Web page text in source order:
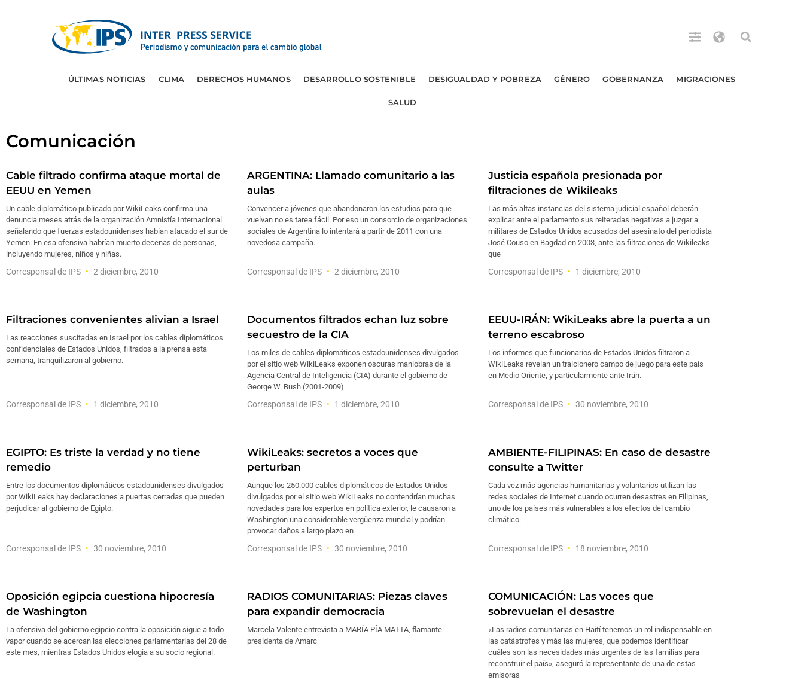
ÚLTIMAS NOTICIAS CLIMA DERECHOS HUMANOS DESARROLLO SOSTENIBLE DESIGUALDAD Y POBREZA GÉNERO GOBERNANZA MIGRACIONES
SALUD
Comunicación
Cable filtrado confirma ataque mortal de
EEUU en Yemen
Un cable diplomático publicado por WikiLeaks confirma una
denuncia meses atrás de la organización Amnistía Internacional
señalando que fuerzas estadounidenses habían atacado el sur de
Yemen. En esa ofensiva habrían muerto decenas de personas,
incluyendo mujeres, niños y niñas.
Corresponsal de IPS 2 diciembre, 2010
ARGENTINA: Llamado comunitario a las
aulas
Convencer a jóvenes que abandonaron los estudios para que
vuelvan no es tarea fácil. Por eso un consorcio de organizaciones
sociales de Argentina lo intentará a partir de 2011 con una
novedosa campaña.
Corresponsal de IPS 2 diciembre, 2010
Justicia española presionada por
filtraciones de Wikileaks
Las más altas instancias del sistema judicial español deberán
explicar ante el parlamento sus reiteradas negativas a juzgar a
militares de Estados Unidos acusados del asesinato del periodista
José Couso en Bagdad en 2003, ante las filtraciones de Wikileaks
que
Corresponsal de IPS 1 diciembre, 2010
Filtraciones convenientes alivian a Israel
Las reacciones suscitadas en Israel por los cables diplomáticos
confidenciales de Estados Unidos, filtrados a la prensa esta
semana, tranquilizaron al gobierno.
Corresponsal de IPS 1 diciembre, 2010
Documentos filtrados echan luz sobre
secuestro de la CIA
Los miles de cables diplomáticos estadounidenses divulgados
por el sitio web WikiLeaks exponen oscuras maniobras de la
Agencia Central de Inteligencia (CIA) durante el gobierno de
George W. Bush (2001-2009).
Corresponsal de IPS 1 diciembre, 2010
EEUU-IRÁN: WikiLeaks abre la puerta a un
terreno escabroso
Los informes que funcionarios de Estados Unidos filtraron a
WikiLeaks revelan un traicionero campo de juego para este país
en Medio Oriente, y particularmente ante Irán.
Corresponsal de IPS 30 noviembre, 2010
EGIPTO: Es triste la verdad y no tiene
remedio
Entre los documentos diplomáticos estadounidenses divulgados
por WikiLeaks hay declaraciones a puertas cerradas que pueden
perjudicar al gobierno de Egipto.
Corresponsal de IPS 30 noviembre, 2010
WikiLeaks: secretos a voces que
perturban
Aunque los 250.000 cables diplomáticos de Estados Unidos
divulgados por el sitio web WikiLeaks no contendrían muchas
novedades para los expertos en política exterior, le causaron a
Washington una considerable vergüenza mundial y podrían
provocar daños a largo plazo en
Corresponsal de IPS 30 noviembre, 2010
AMBIENTE-FILIPINAS: En caso de desastre
consulte a Twitter
Cada vez más agencias humanitarias y voluntarios utilizan las
redes sociales de Internet cuando ocurren desastres en Filipinas,
uno de los países más vulnerables a los efectos del cambio
climático.
Corresponsal de IPS 18 noviembre, 2010
Oposición egipcia cuestiona hipocresía
de Washington
La ofensiva del gobierno egipcio contra la oposición sigue a todo
vapor cuando se acercan las elecciones parlamentarias del 28 de
este mes, mientras Estados Unidos elogia a su socio regional.
RADIOS COMUNITARIAS: Piezas claves
para expandir democracia
Marcela Valente entrevista a MARÍA PÍA MATTA, flamante
presidenta de Amarc
COMUNICACIÓN: Las voces que
sobrevuelan el desastre
«Las radios comunitarias en Haití tenemos un rol indispensable en
las catástrofes y más las mujeres, que podemos identificar
cuáles son las necesidades más urgentes de las familias para
reconstruir el país», aseguró la representante de una de estas
emisoras